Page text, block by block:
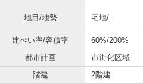
地目/地勢 宅地/-
建ぺい率/容積率
60%/200%
都市計画
市街化区域
階建
2階建